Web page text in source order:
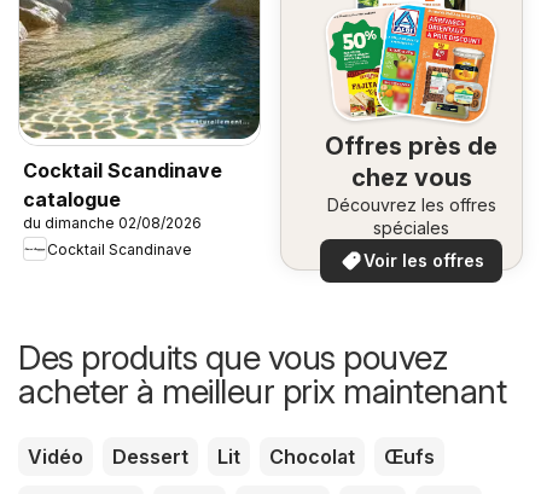
Cocktail Scandinave
catalogue
du dimanche 02/08/2026
Cocktail Scandinave
Offres près de
chez vous
Découvrez les offres
spéciales
Voir les offres
Des produits que vous pouvez
acheter à meilleur prix maintenant
Vidéo Dessert Lit Chocolat
Œufs